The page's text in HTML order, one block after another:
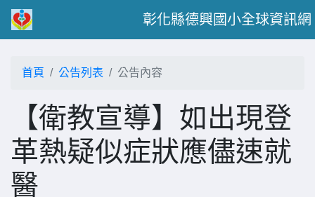
彰化縣德興國小全球資訊網
首頁 公告列表 公告內容
【衛教宣導】如出現登
革熱疑似症狀應儘速就
醫